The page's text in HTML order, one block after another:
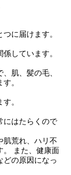
に届けます。
しています。
肌、髪の毛、
。
。
にはたらくので
肌荒れ、ハリ不
。 また、健康面
どの原因になっ